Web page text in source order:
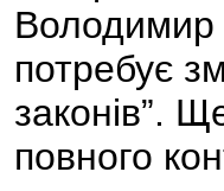
Володимир
потребує
законів”.
повного